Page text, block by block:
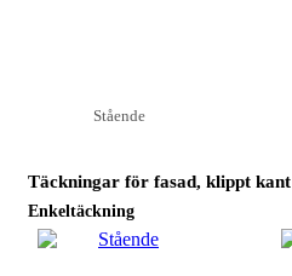
Stående
Täckningar för fasad, klippt kant
Enkeltäckning